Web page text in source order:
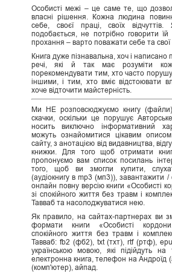
Особисті межі – це саме те, що
власні рішення. Кожна людина
себе, своєї праці, своїх
подобається, не потрібно говорити їй
прохання – варто поважати себе та
Книга дуже пізнавальна, хоч і написано
речі, які й так має розуміти
порекомендувати тим, хто часто
іншими, і тим, хто вміє відстоювати
хоче відточити майстерність.
Ми НЕ розповсюджуємо книгу
скачки, оскільки це порушує
носить виключно інформативний
можуть ознайомитися цікавим
сайту, з анотацією від видавництва,
книжки. Для того щоб отримати
пропонуємо вам список посилань
того, щоб ви змогли купити,
(аудіокнигу в mp3 (мп3)), завантажити /
онлайн повну версію книги «Особисті
зі спокійного життя без травм і
Тавваб та насолоджуватися нею.
Як правило, на сайтах-партнерах ви
формати книги «Особисті
спокійного життя без травм і
Тавваб: fb2 (фб2), txt (тхт), rtf (ртф),
українською мовою, які підійдуть на
електронна книга, телефон на
(комп'ютер), айпад.